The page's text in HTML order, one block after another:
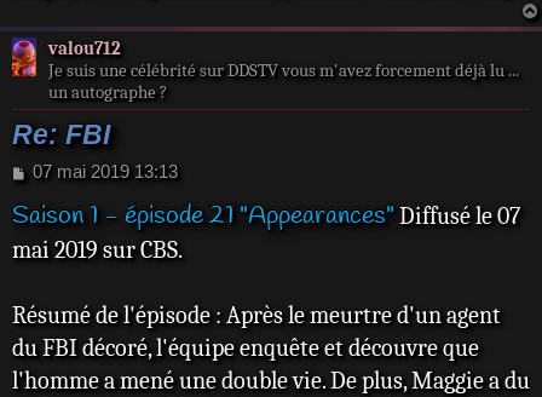
valou712
Je suis une célébrité sur DDSTV vous m'avez forcement déjà lu ...
un autographe ?
Re: FBI
M
s
a
e
07 mai 2019 13:13
Saison 1 - épisode 21 "Appearances" Diffusé le 07
mai 2019 sur CBS.
Résumé de l'épisode : Après le meurtre d'un agent
du FBI décoré, l'équipe enquête et découvre que
l'homme a mené une double vie. De plus, Maggie a du